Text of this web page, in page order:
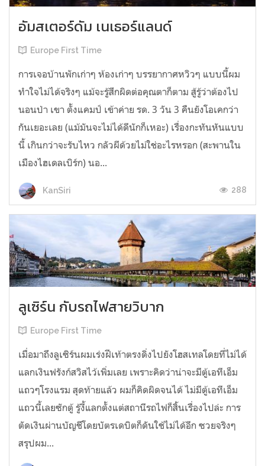
อัมสเตอร์ดัม เนเธอร์แลนด์
Europe First Time
การเจอบ้านพักเก่าๆ ห้องเก่าๆ บรรยากาศหวิวๆ แบบนี้ผม
ทำใจไม่ได้จริงๆ แม้จะรู้สึกผิดต่อคุณตาก็ตาม สู้รู้ว่าต้องไป
นอนป่า เขา ตั้งแคมป์ เข้าค่าย รด. 3 วัน 3 คืนยังโอเคกว่า
กันเยอะเลย (แม้มันจะไม่ได้ดีนักก็เหอะ) เรื่องกะทันหันแบบ
นี้ เกินกว่าจะรับไหว กลัวผีด้วยไม่ใช่อะไรหรอก (สะพานใน
เมืองไฮเดลเบิร์ก) นอ...
KanSiri 288
ลูเซิร์น กับรถไฟสายวิบาก
Europe First Time
เมื่อมาถึงลูเซิร์นผมเร่งฝีเท้าตรงดิ่งไปยังโฮสเทลโดยที่ไม่ได้
แลกเงินฟรังก์สวิสไว้เพิ่มเลย เพราะคิดว่าน่าจะมีตู้เอทีเอ็ม
แถวๆโรงแรม สุดท้ายแล้ว ผมก็คิดผิดจนได้ ไม่มีตู้เอทีเอ็ม
แถวนี้เลยซักตู้ รู้งี้แลกตั้งแต่สถานีรถไฟก็สิ้นเรื่องไปล่ะ การ
ตัดเงินผ่านบัญชีโดยบัตรเดบิตก็ดันใช้ไม่ได้อีก ซวยจริงๆ
สรุปผม...